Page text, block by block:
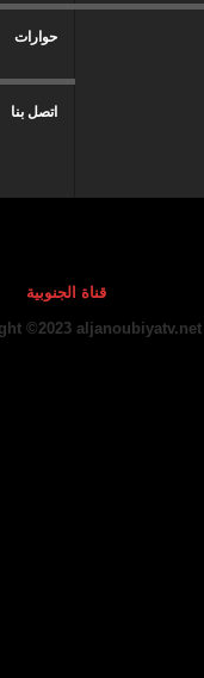
حوارات
اتصل بنا
©2023 aljanoubiyatv.net